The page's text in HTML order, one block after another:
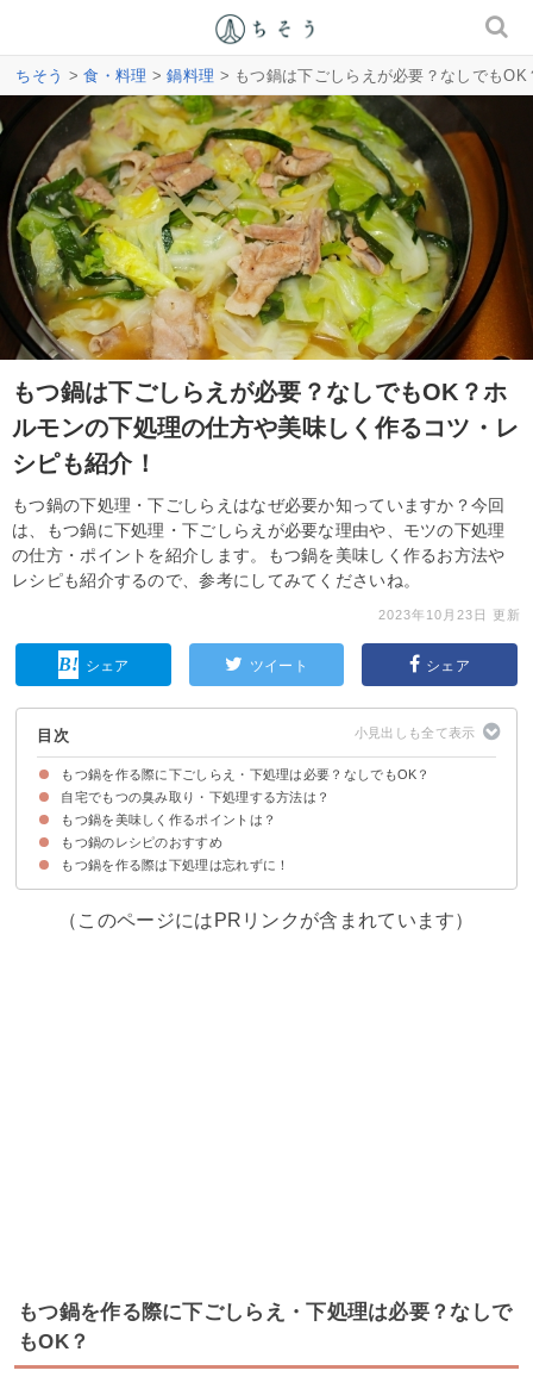
ちそう >食・料理 >鍋料理 > もつ鍋は下ごしらえが必要？なしでも
もつ鍋は下ごしらえが必要？なしでもOK？ホ
ルモンの下処理の仕方や美味しく作るコツ・レ
シピも紹介！
もつ鍋の下処理・下ごしらえはなぜ必要か知っていますか？今回
は、もつ鍋に下処理・下ごしらえが必要な理由や、モツの下処理
の仕方・ポイントを紹介します。もつ鍋を美味しく作るお方法や
レシピも紹介するので、参考にしてみてくださいね。
2023年10月23日 更新
シェア ツイート シェア
目次
もつ鍋を作る際に下ごしらえ・下処理は必要？なしでもOK？
もつ鍋に下ごしらえ・下処理が必要な理由
もつは「ボイル済み」と書かれていても下処理が必要
自宅でもつの臭み取り・下処理する方法は？
①塩を使って洗う
②牛乳につける
③小麦粉でもみ込む
④ボイルする
もつ鍋を美味しく作るポイントは？
①水分の多い具材は避ける
②もつは煮込み過ぎない
③国産の生もつを使う
④牛もつを使う
⑤もつには小腸を使う
⑥もつは下茹でし過ぎない
⑦醤油味でつくる
もつ鍋のレシピのおすすめ
味噌醤油もつ鍋
もつ鍋を作る際は下処理は忘れずに！
（このページにはPRリンクが含まれています）
もつ鍋を作る際に下ごしらえ・下処理は必要？なしで
もOK？